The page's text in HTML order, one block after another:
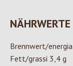
Brennwert/
Fett/grassi 3,4 g